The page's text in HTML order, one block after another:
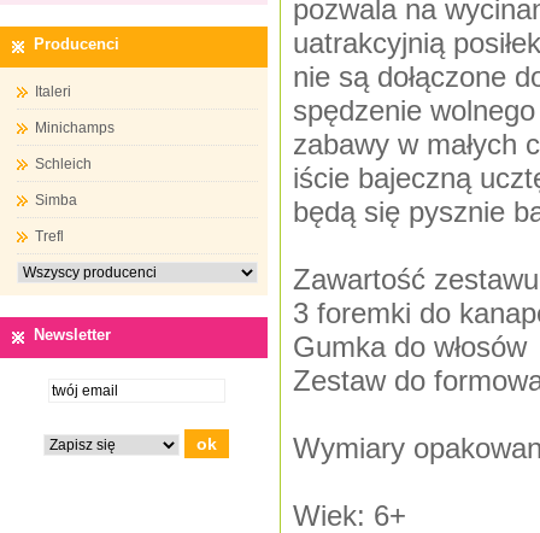
Producenci
Italeri
Minichamps
Schleich
Simba
Trefl
Newsletter
pozwala na
uatrakcyjnią
nie są dołączone
spędzenie
zabawy w małych
iście bajeczną
będą się pysznie
Zawartość
3 foremki do
Gumka do włosów
Zestaw do
Wymiary
Wiek: 6+